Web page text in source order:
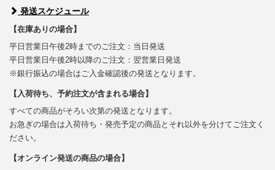
発送スケジュール
【在庫ありの場合】
平日営業日午後2時までのご注文：当日発送
平日営業日午後2時以降のご注文：翌営業日発送
※銀行振込の場合はご入金確認後の発送となります。
【入荷待ち、予約注文が含まれる場合】
すべての商品がそろい次第の発送となります。
お急ぎの場合は入荷待ち・発売予定の商品とそれ以外を分けてご注文く
ださい。
【オンライン発送の商品の場合】